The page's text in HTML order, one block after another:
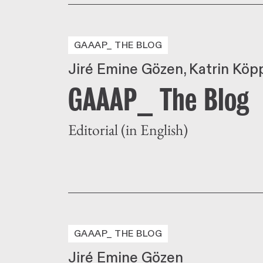
GAAAP_ THE BLOG
Jiré Emine Gözen Katrin
GAAAP_ The Blog
Editorial (in English)
GAAAP_ THE BLOG
Jiré Emine Gözen